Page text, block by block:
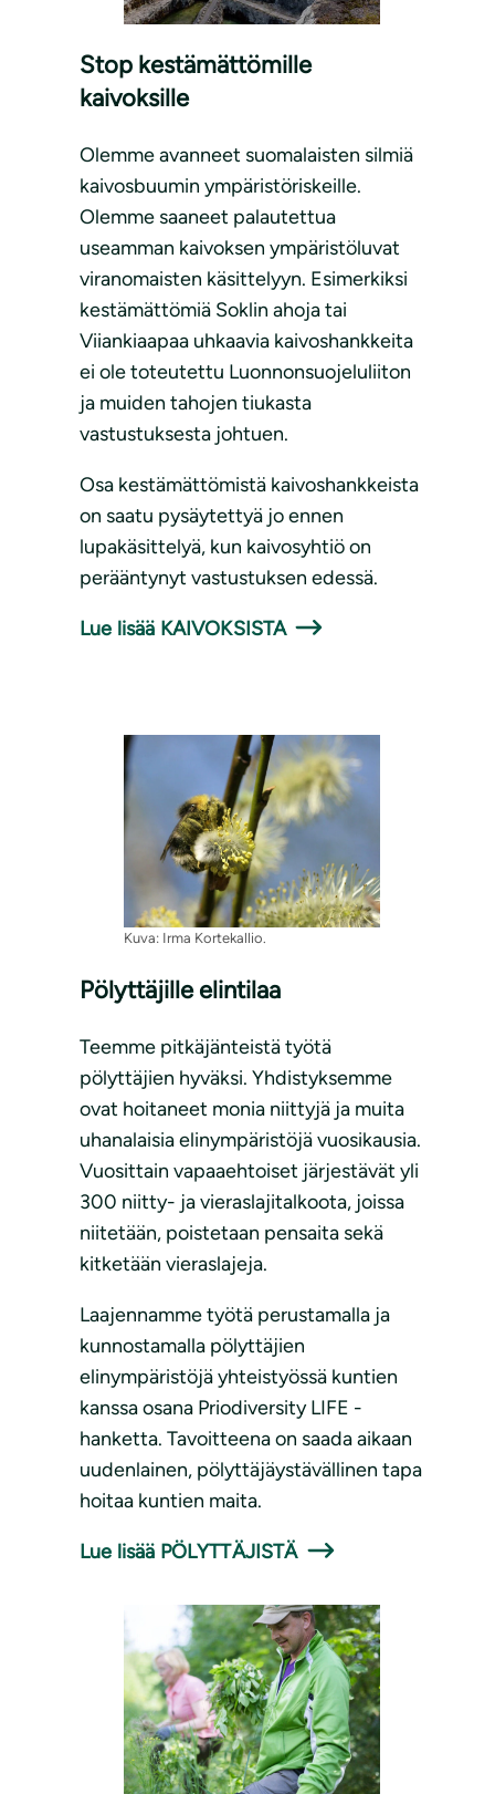
Stop kestämättömille
kaivoksille
Olemme avanneet suomalaisten silmiä
kaivosbuumin ympäristöriskeille.
Olemme saaneet palautettua
useamman kaivoksen ympäristöluvat
viranomaisten käsittelyyn. Esimerkiksi
kestämättömiä Soklin ahoja tai
Viiankiaapaa uhkaavia kaivoshankkeita
ei ole toteutettu Luonnonsuojeluliiton
ja muiden tahojen tiukasta
vastustuksesta johtuen.
Osa kestämättömistä kaivoshankkeista
on saatu pysäytettyä jo ennen
lupakäsittelyä, kun kaivosyhtiö on
perääntynyt vastustuksen edessä.
Lue lisää KAIVOKSISTA
Kuva: Irma Kortekallio.
Pölyttäjille elintilaa
Teemme pitkäjänteistä työtä
pölyttäjien hyväksi. Yhdistyksemme
ovat hoitaneet monia niittyjä ja muita
uhanalaisia elinympäristöjä vuosikausia.
Vuosittain vapaaehtoiset järjestävät yli
300 niitty- ja vieraslajitalkoota, joissa
niitetään, poistetaan pensaita sekä
kitketään vieraslajeja.
Laajennamme työtä perustamalla ja
kunnostamalla pölyttäjien
elinympäristöjä yhteistyössä kuntien
kanssa osana Priodiversity LIFE -
hanketta. Tavoitteena on saada aikaan
uudenlainen, pölyttäjäystävällinen tapa
hoitaa kuntien maita.
Lue lisää PÖLYTTÄJISTÄ